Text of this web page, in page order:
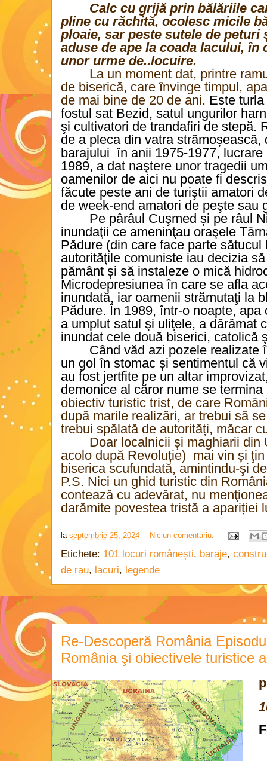
Calc cu grijă prin bălăriile
pline cu răchită, ocolesc micile
ploaie, sar peste sutele de peturi
aduse de ape la coada lacului, în
unor urme de..locuire.
La un moment dat, printre
de biserică, care învinge timpul,
de mai bine de 20 de ani. Este
fostul sat Bezid, satul ungurilor
şi cultivatori de trandafiri de stepă.
de a pleca din vatra strămoșească,
barajului în anii 1975-1977,
1989, a dat naştere unor tragedii
oamenilor de aici nu poate fi
făcute peste ani de turiştii amatori
de week-end amatori de peşte sau
Pe pârâul Cuşmed și pe râul
inundaţii ce ameninţau oraşele
Pădure (din care face parte
autorităţile comuniste iau decizia
pământ și să instaleze o mică
Microdepresiunea în care se afla
inundată, iar oamenii strămutaţi la
Pădure. În 1989, într-o noapte,
a umplut satul şi uliţele, a dărâmat
inundat cele două biserici, catolică
Când văd azi pozele realizate
un gol în stomac și sentimentul că
au fost jertfite pe un altar
demonice al căror nume se
obiectiv turistic trist, de care
după marile realizări, ar trebui să
trebui spălată de autorități, măcar
Doar localnicii și maghiarii din
acolo după Revoluție) mai vin și
biserica scufundată, amintindu-şi
P.S. Nici un ghid turistic din
contează cu adevărat, nu
darămite povestea tristă a apariției
la septembrie 25, 2024 Niciun comentariu:
Etichete: 101 locuri românești, baraje,
de rau, lacuri, legende
Re-Descoperă România
România şi obiectivele turistice